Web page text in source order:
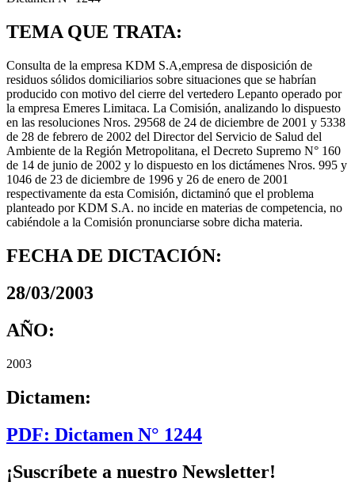
TEMA QUE TRATA:
Consulta de la empresa KDM S.A,empresa de disposición de
residuos sólidos domiciliarios sobre situaciones que se habrían
producido con motivo del cierre del vertedero Lepanto operado por
la empresa Emeres Limitaca. La Comisión, analizando lo dispuesto
en las resoluciones Nros. 29568 de 24 de diciembre de 2001 y 5338
de 28 de febrero de 2002 del Director del Servicio de Salud del
Ambiente de la Región Metropolitana, el Decreto Supremo N° 160
de 14 de junio de 2002 y lo dispuesto en los dictámenes Nros. 995 y
1046 de 23 de diciembre de 1996 y 26 de enero de 2001
respectivamente da esta Comisión, dictaminó que el problema
planteado por KDM S.A. no incide en materias de competencia, no
cabiéndole a la Comisión pronunciarse sobre dicha materia.
FECHA DE DICTACIÓN:
28/03/2003
AÑO:
2003
Dictamen:
PDF: Dictamen N° 1244
¡Suscríbete a nuestro Newsletter!